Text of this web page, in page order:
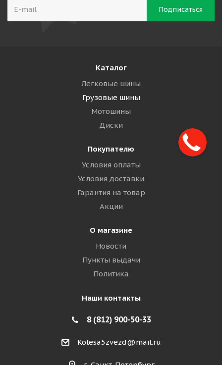
Каталог
Легковые шины
Грузовые шины
Мотошины
Диски
Покупателю
Условия оплаты
Условия доставки
Гарантия на товар
Акции
О магазине
Новости
Пункты выдачи
Политика
Наши контакты
8 (812) 900-50-33
Kolesa5zvezd@mail.ru